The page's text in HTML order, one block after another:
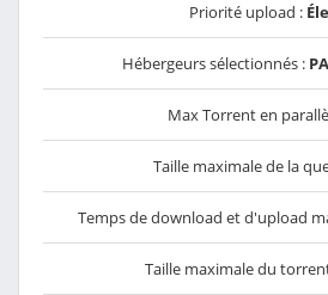
Priorité upload :
Hébergeurs sélectionnés :
Max Torrent en
Taille maximale de la
Temps de download et d'upload
Taille maximale du